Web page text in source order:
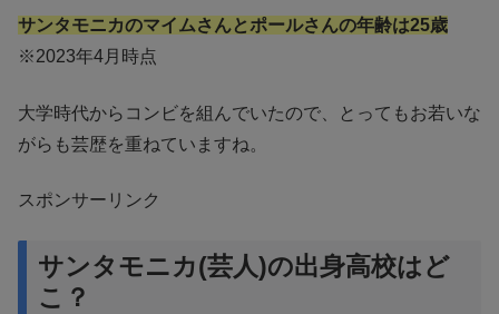
サンタモニカのマイムさんとポールさんの年齢は25歳
※2023年4月時点
大学時代からコンビを組んでいたので、とってもお若いな
がらも芸歴を重ねていますね。
スポンサーリンク
サンタモニカ(芸人)の出身高校はど
こ？